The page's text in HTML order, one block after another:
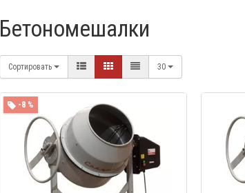
Бетономешалки
Сортировать 30
-8 %